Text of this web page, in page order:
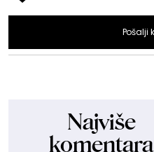
Pošalji
Najviše
komentara